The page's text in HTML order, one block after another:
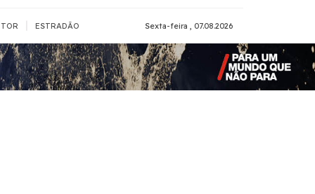
QUÊ? PCD
Todos
ESTRADÃO Sexta-feira , 07.08.2026